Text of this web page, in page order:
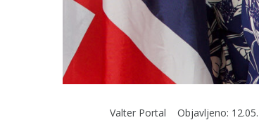
Valter Portal Objavljeno: